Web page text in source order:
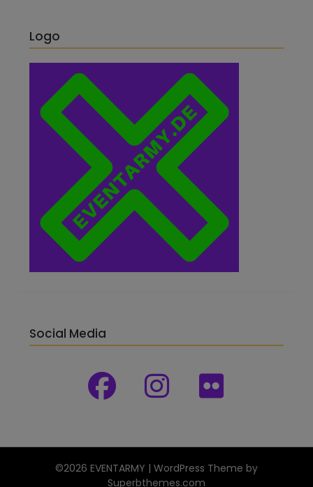
Logo
Social Media
©2026 EVENTARMY | WordPress Theme by
Superbthemes.com